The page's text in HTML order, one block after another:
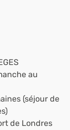
au
(séjour de
de Londres